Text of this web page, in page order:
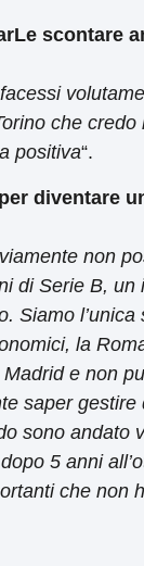
scontare
che
positiva“.
diventare
non
di Serie B,
Siamo
la
e non
saper
sono andato
5 anni
che non